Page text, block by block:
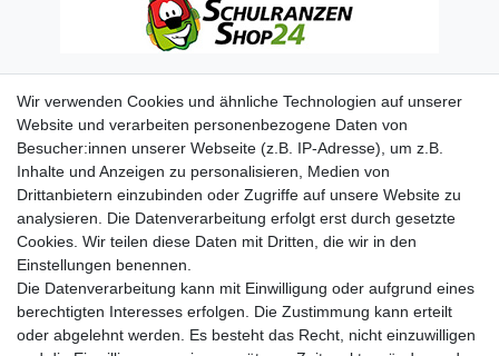
Wir verwenden Cookies und ähnliche Technologien auf unserer
Website und verarbeiten personenbezogene Daten von
Besucher:innen unserer Webseite (z.B. IP-Adresse), um z.B.
Inhalte und Anzeigen zu personalisieren, Medien von
Drittanbietern einzubinden oder Zugriffe auf unsere Website zu
analysieren. Die Datenverarbeitung erfolgt erst durch gesetzte
Cookies. Wir teilen diese Daten mit Dritten, die wir in den
Einstellungen benennen.
Die Datenverarbeitung kann mit Einwilligung oder aufgrund eines
berechtigten Interesses erfolgen. Die Zustimmung kann erteilt
oder abgelehnt werden. Es besteht das Recht, nicht einzuwilligen